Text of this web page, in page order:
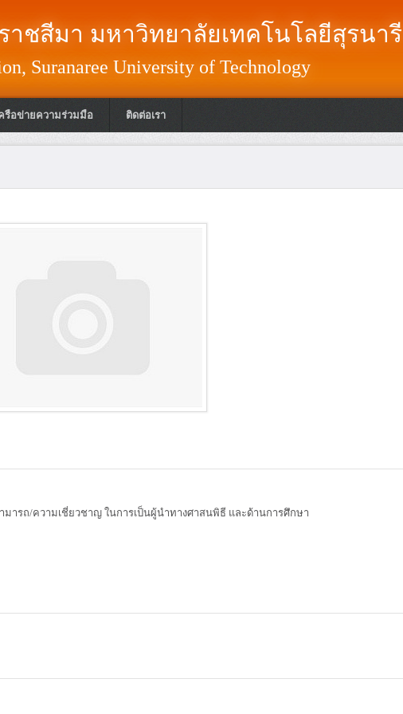
าชสีมา มหาวิทยาลัยเทคโนโลยีสุรนารี
Suranaree University of Technology
รือข่ายความร่วมมือ ติดต่อเรา
มารถ/ความเชี่ยวชาญ ในการเป็นผู้นำทางศาสนพิธี และด้านการศึกษา